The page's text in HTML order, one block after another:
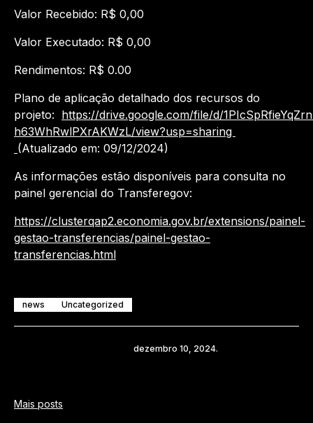
Valor Recebido: R$ 0,00
Valor Executado: R$ 0,00
Rendimentos: R$ 0.00
Plano de aplicação detalhado dos recursos do
projeto: https://drive.google.com/file/d/
h63WhRwlPXrAKWzL/view?usp=sharing
(Atualizado em: 09/12/2024)
As informações estão disponíveis para consulta no
painel gerencial do Transferegov:
https://clusterqap2.economia.gov.br/extensions/painel-
gestao-transferencias/painel-gestao-
transferencias.html
news Uncategorized
dezembro 10, 2024.
Mais posts